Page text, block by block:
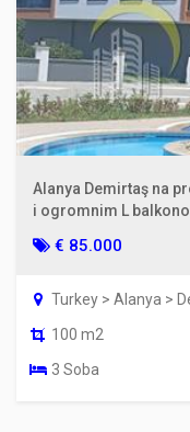
Alanya Demirtaş na
i ogromnim L
€ 85.000
Turkey > Alanya >
100 m2
3 Soba